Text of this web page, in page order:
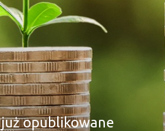
opublikowane